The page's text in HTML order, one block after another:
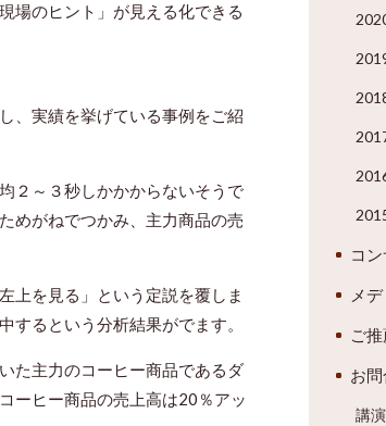
場のヒント」が見える化できる
、実績を挙げている事例をご紹
２～３秒しかかからないそうで
めがねでつかみ、主力商品の売
上を見る」という定説を覆しま
するという分析結果がでます。
た主力のコーヒー商品であるダ
ーヒー商品の売上高は20％アッ
コ
メ
ご
お
講